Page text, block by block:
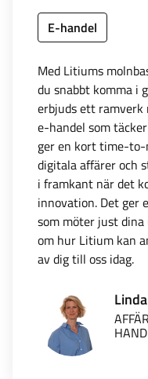
E-handel
Med Litiums
du snabbt komma i
erbjuds ett
e-handel som
ger en kort time-
digitala affärer och
i framkant när det
innovation. Det ger
som möter just
om hur Litium kan
av dig till oss idag.